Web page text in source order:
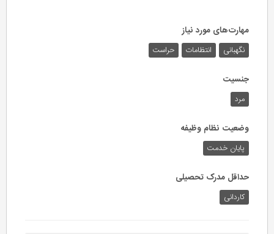
مهارت‌های مورد نیاز
نگهبانی انتظامات حراست
جنسیت
مرد
وضعیت نظام وظیفه
پایان خدمت
حداقل مدرک تحصیلی
کاردانی